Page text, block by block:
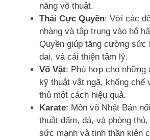
năng võ thuật.
Thái Cực Quyền: Với các
nhàng và tập trung vào hô
Quyền giúp tăng cường sức
dai, và cải thiện tâm lý.
Võ Vật: Phù hợp cho những
kỹ thuật vật ngã, khống chế
thủ một cách hiệu quả.
Karate: Môn võ Nhật Bản
thuật đấm, đá, và phòng
sức mạnh và tinh thần kiên